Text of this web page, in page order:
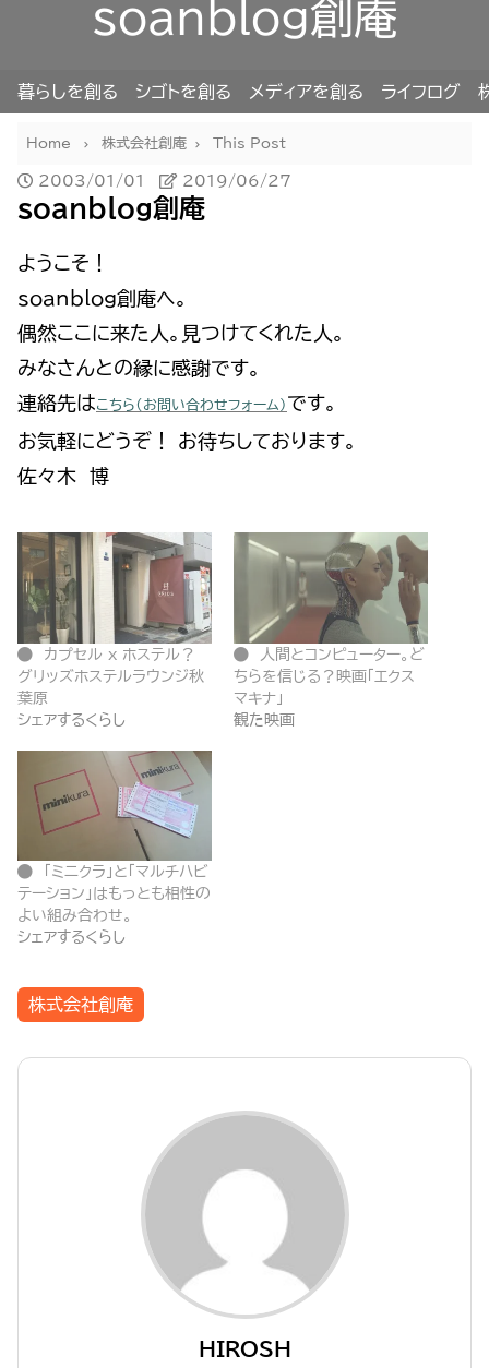
soanblog創庵
暮らしを創る シゴトを創る メディアを創る ライフログ
Home 株式会社創庵 This Post
2003/01/01 2019/06/27
soanblog創庵
ようこそ！
soanblog創庵へ。
偶然ここに来た人。見つけてくれた人。
みなさんとの縁に感謝です。
連絡先はこちら（お問い合わせフォーム） です。
お気軽にどうぞ！ お待ちしております。
佐々木 博
カプセル x ホステル？
グリッズホステルラウンジ秋
葉原
シェアするくらし
人間とコンピューター。ど
ちらを信じる？映画「エクス
マキナ」
観た映画
「ミニクラ」と「マルチハビ
テーション」はもっとも相性の
よい組み合わせ。
シェアするくらし
株式会社創庵
HIROSH